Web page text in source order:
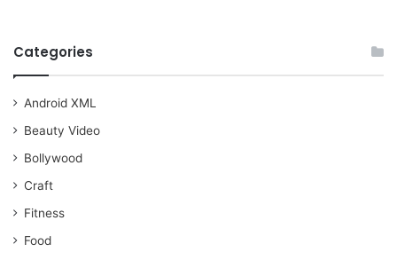
Categories
Android XML
Beauty Video
Bollywood
Craft
Fitness
Food